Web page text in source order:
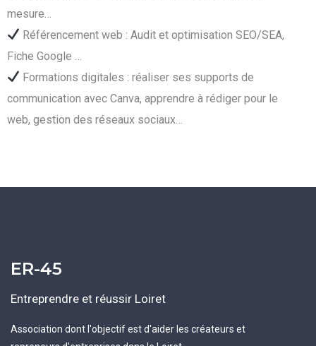
mesure…
Référencement web : Audit et optimisation SEO/SEA,
Fiche Google …
Formations digitales : réaliser ses supports de
communication avec Canva, apprendre à rédiger pour le
web, gestion des réseaux sociaux…
ER-45
Entreprendre et réussir Loiret
Association dont l'objectif est d'aider les créateurs et